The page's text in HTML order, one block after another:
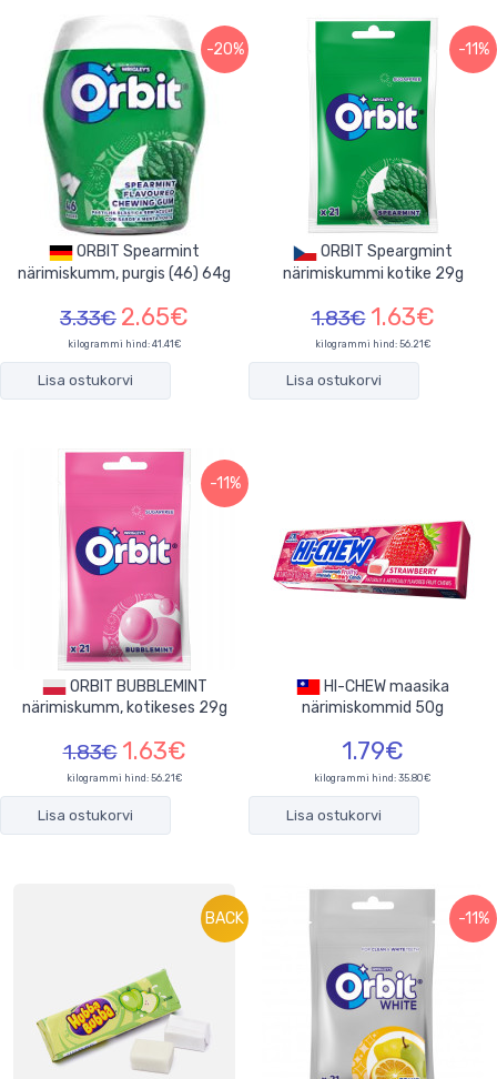
-20%
närimiskumm, purgis (46) 64g
3.33€ 2.65€
kilogrammi hind: 41.41€
Lisa ostukorvi
-11%
närimiskummi kotike 29g
1.83€ 1.63€
kilogrammi hind: 56.21€
Lisa ostukorvi
-11%
ORBIT BUBBLEMINT
närimiskumm, kotikeses 29g
1.83€ 1.63€
kilogrammi hind: 56.21€
Lisa ostukorvi
närimiskommid 50g
1.79€
kilogrammi hind: 35.80€
Lisa ostukorvi
BACK -11%